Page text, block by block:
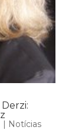
| Notícias